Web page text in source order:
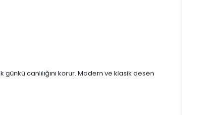
canlılığını korur. Modern ve klasik desen